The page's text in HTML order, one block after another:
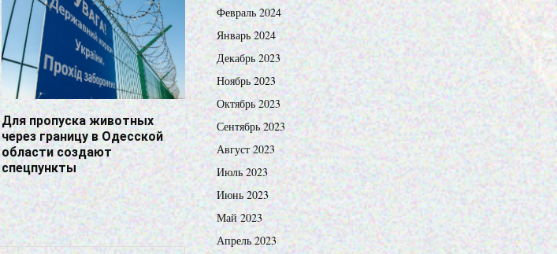
Для пропуска животных
через границу в Одесской
области создают
спецпункты
Февраль 2024
Январь 2024
Декабрь 2023
Ноябрь 2023
Октябрь 2023
Сентябрь 2023
Август 2023
Июль 2023
Июнь 2023
Май 2023
Апрель 2023